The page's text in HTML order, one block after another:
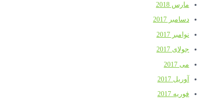
مارس 2018
دسامبر 2017
نوامبر 2017
جولای 2017
می 2017
آوریل 2017
فوریه 2017